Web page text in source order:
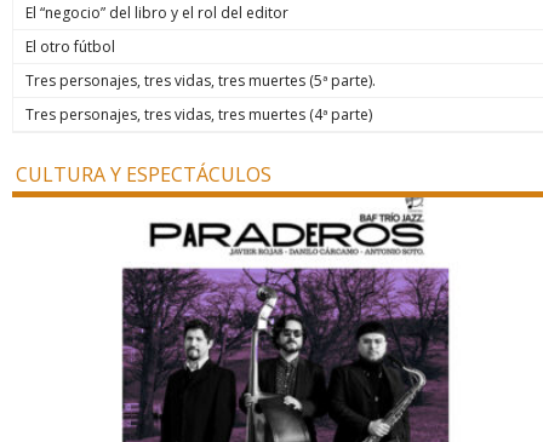
El “negocio” del libro y el rol del editor
El otro fútbol
Tres personajes, tres vidas, tres muertes (5ª parte).
Tres personajes, tres vidas, tres muertes (4ª parte)
CULTURA Y ESPECTÁCULOS